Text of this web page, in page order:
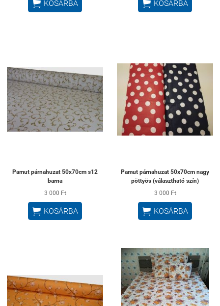
 KOSÁRBA  KOSÁRBA
Pamut párnahuzat 50x70cm s12
barna
3 000 Ft
 KOSÁRBA
Pamut párnahuzat 50x70cm nagy
pöttyös (választható szín)
3 000 Ft
 KOSÁRBA